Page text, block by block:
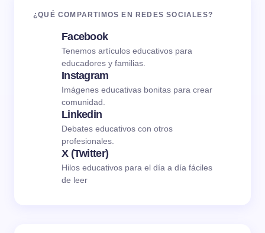
¿QUÉ COMPARTIMOS EN REDES SOCIALES?
Facebook
Tenemos artículos educativos para
educadores y familias.
Instagram
Imágenes educativas bonitas para crear
comunidad.
Linkedin
Debates educativos con otros
profesionales.
X (Twitter)
Hilos educativos para el día a día fáciles
de leer